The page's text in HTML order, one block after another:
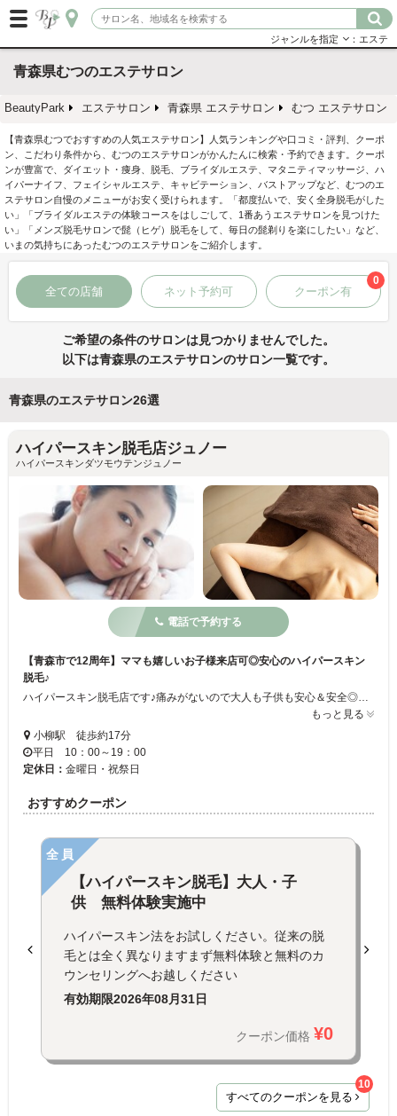
ジャンルを指定 ：エステ
青森県むつのエステサロン
BeautyPark エステサロン 青森県 エステサロン むつ エステサロン
【青森県むつでおすすめの人気エステサロン】人気ランキングや口コミ・評判、クーポ
ン、こだわり条件から、むつのエステサロンがかんたんに検索・予約できます。クーポ
ンが豊富で、ダイエット・痩身、脱毛、ブライダルエステ、マタニティマッサージ、ハ
イパーナイフ、フェイシャルエステ、キャビテーション、バストアップなど、むつのエ
ステサロン自慢のメニューがお安く受けられます。「都度払いで、安く全身脱毛がした
い」「ブライダルエステの体験コースをはしごして、1番あうエステサロンを見つけた
い」「メンズ脱毛サロンで髭（ヒゲ）脱毛をして、毎日の髭剃りを楽にしたい」など、
いまの気持ちにあったむつのエステサロンをご紹介します。
全ての店舗 ネット予約可 クーポン有
0
ご希望の条件のサロンは見つかりませんでした。
以下は青森県のエステサロンのサロン一覧です。
青森県のエステサロン26選
ハイパースキン脱毛店ジュノー
ハイパースキンダツモウテンジュノー
電話で予約する
【青森市で12周年】ママも嬉しいお子様来店可◎安心のハイパースキン
脱毛♪
ハイパースキン脱毛店です♪痛みがないので大人も子供も安心＆安全◎光線にフォトを含むため肌の敏感な方にも最適フェイシャル、ホワイトニング、ボディートリートメント、ブライダルメニューも御座います♪地域密着型のエステサロンで静かな住宅街の中に御座います♪大手サロンですと子供同伴は難しい所が多いですが、当店はママもお子様と御一緒にご来店頂けます◎プライベート空間でゆったりとお寛ぎ下さい☆
もっと見る
小柳駅 徒歩約17分
平日 10：00～19：00
定休日： 金曜日・祝祭日
おすすめクーポン
全員
【ハイパースキン脱毛】大人・子
供 無料体験実施中
ハイパースキン法をお試しください。従来の脱
毛とは全く異なりますまず無料体験と無料のカ
ウンセリングへお越しください
有効期限2026年08月31日
クーポン価格 ¥0
すべてのクーポンを見る
10